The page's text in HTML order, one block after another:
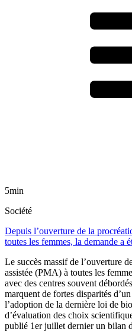
5min
Société
Depuis l’ouverture de la
toutes les femmes, la demande a
Le succès massif de l’ouverture
assistée (PMA) à toutes les
avec des centres souvent
marquent de fortes disparités
l’adoption de la dernière loi de
d’évaluation des choix
publié 1er juillet dernier un bilan